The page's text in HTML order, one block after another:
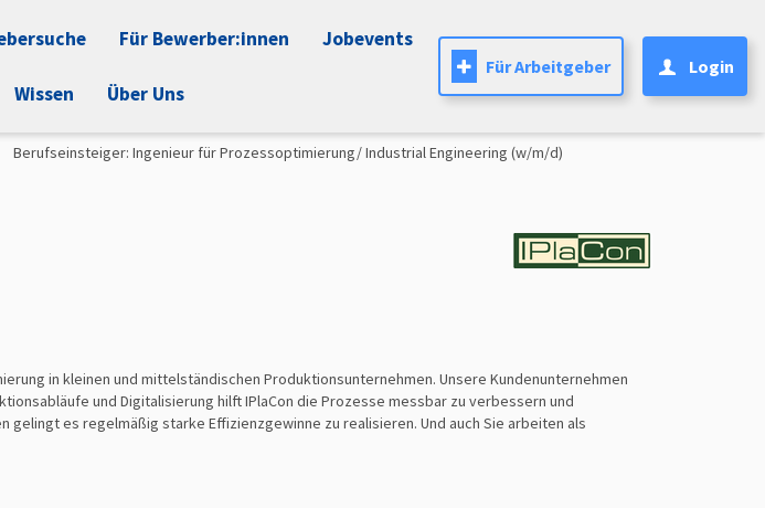
Für Bewerber:innen Jobevents
Wissen Über Uns
Für Arbeitgeber Login
Berufseinsteiger: Ingenieur für Prozessoptimierung/ Industrial Engineering (w/m/d)
in kleinen und mittelständischen Produktionsunternehmen. Unsere Kundenunternehmen
und Digitalisierung hilft IPlaCon die Prozesse messbar zu verbessern und
es regelmäßig starke Effizienzgewinne zu realisieren. Und auch Sie arbeiten als